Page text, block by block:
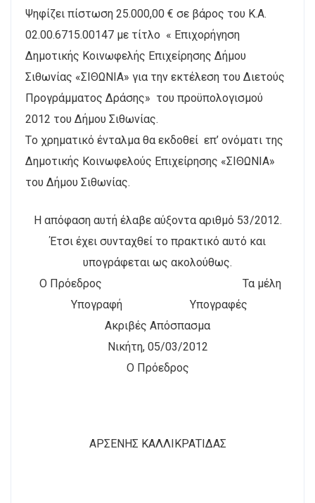
Ψηφίζει πίστωση 25.000,00 € σε βάρος του Κ.Α.
02.00.6715.00147 με τίτλο « Επιχορήγηση
Δημοτικής Κοινωφελής Επιχείρησης Δήμου
Σιθωνίας «ΣΙΘΩΝΙΑ» για την εκτέλεση του Διετούς
Προγράμματος Δράσης» του προϋπολογισμού
2012 του Δήμου Σιθωνίας.
Τo χρηματικό ένταλμα θα εκδοθεί επ’ ονόματι της
Δημοτικής Κοινωφελούς Επιχείρησης «ΣΙΘΩΝΙΑ»
του Δήμου Σιθωνίας.
Η απόφαση αυτή έλαβε αύξοντα αριθμό 53/2012.
Έτσι έχει συνταχθεί το πρακτικό αυτό και
υπογράφεται ως ακολούθως.
Ο Πρόεδρος Τα μέλη
Υπογραφή Υπογραφές
Ακριβές Απόσπασμα
Νικήτη, 05/03/2012
Ο Πρόεδρος
ΑΡΣΕΝΗΣ ΚΑΛΛΙΚΡΑΤΙΔΑΣ